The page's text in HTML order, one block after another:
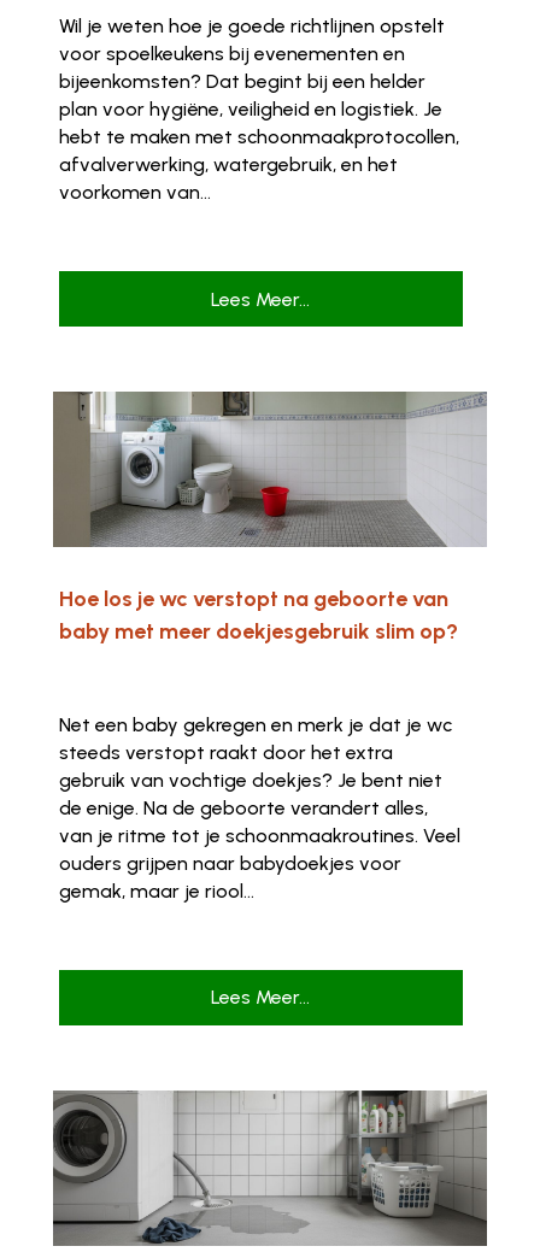
Wil je weten hoe je goede richtlijnen opstelt
voor spoelkeukens bij evenementen en
bijeenkomsten? Dat begint bij een helder
plan voor hygiëne, veiligheid en logistiek. Je
hebt te maken met schoonmaakprotocollen,
afvalverwerking, watergebruik, en het
voorkomen van...
Lees Meer...
Hoe los je wc verstopt na geboorte van
baby met meer doekjesgebruik slim op?
Net een baby gekregen en merk je dat je wc
steeds verstopt raakt door het extra
gebruik van vochtige doekjes? Je bent niet
de enige. Na de geboorte verandert alles,
van je ritme tot je schoonmaakroutines. Veel
ouders grijpen naar babydoekjes voor
gemak, maar je riool...
Lees Meer...